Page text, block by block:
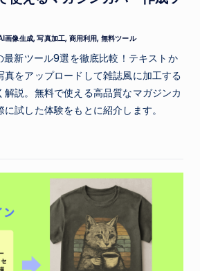
画像生成,写真加工, 商用利用, 無料ツール
最新ツール9選を徹底比較！テキストか
真をアップロードして雑誌風に加工する
解説。無料で使える高品質なマガジンカ
試した体験をもとに紹介します。